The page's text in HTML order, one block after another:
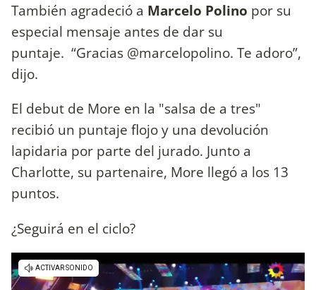
También agradeció a Marcelo Polino por su
especial mensaje antes de dar su
puntaje. “Gracias @marcelopolino. Te adoro”,
dijo.
El debut de More en la "salsa de a tres"
recibió un puntaje flojo y una devolución
lapidaria por parte del jurado. Junto a
Charlotte, su partenaire, More llegó a los 13
puntos.
¿Seguirá en el ciclo?